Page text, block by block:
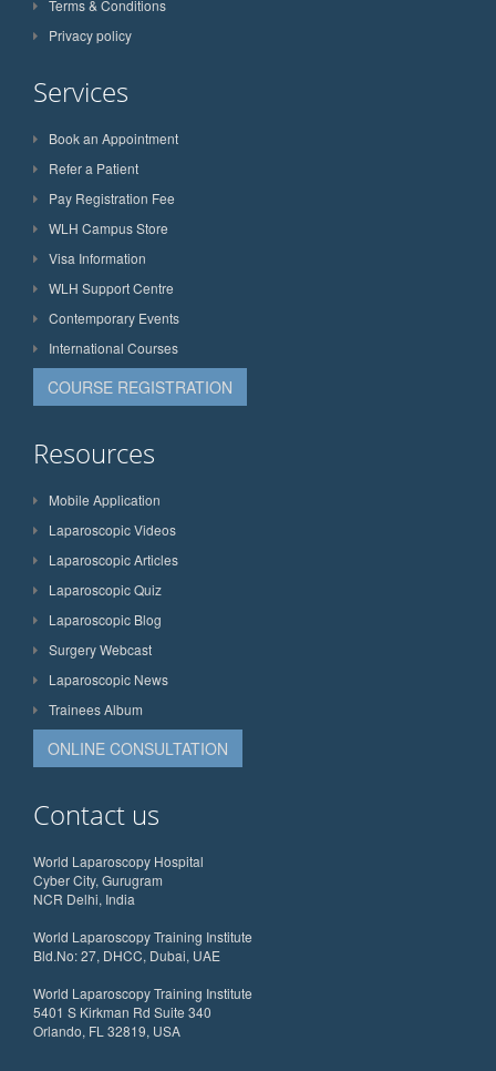
Terms & Conditions
Privacy policy
Services
Book an Appointment
Refer a Patient
Pay Registration Fee
WLH Campus Store
Visa Information
WLH Support Centre
Contemporary Events
International Courses
COURSE REGISTRATION
Resources
Mobile Application
Laparoscopic Videos
Laparoscopic Articles
Laparoscopic Quiz
Laparoscopic Blog
Surgery Webcast
Laparoscopic News
Trainees Album
ONLINE CONSULTATION
Contact us
World Laparoscopy Hospital
Cyber City, Gurugram
NCR Delhi, India
World Laparoscopy Training Institute
Bld.No: 27, DHCC, Dubai, UAE
World Laparoscopy Training Institute
5401 S Kirkman Rd Suite 340
Orlando, FL 32819, USA